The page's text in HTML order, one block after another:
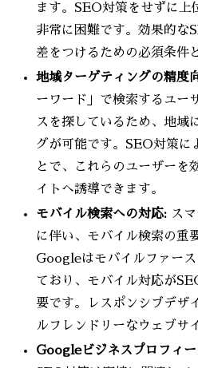
ます。SEO対策をせずに上
非常に困難です。効果的な
差をつけるための必須条件
地域ターゲティングの精度
ーワード」で検索するユー
スを探しているため、地域
グが可能です。SEO対策に
とで、これらのユーザーを
イトへ誘導できます。
モバイル検索への対応: ス
に伴い、モバイル検索の重
Googleはモバイルファー
ており、モバイル対応が
要です。レスポンシブデザ
ルフレンドリーなウェブサ
Googleビジネスプロフィ